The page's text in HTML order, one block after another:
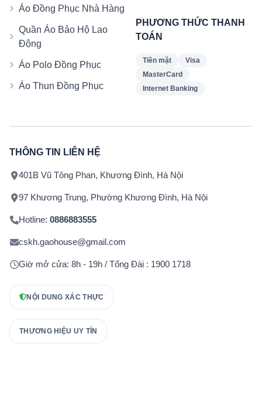
Áo Đồng Phục Nhà Hàng
Quần Áo Bảo Hộ Lao
Động
Áo Polo Đồng Phục
Áo Thun Đồng Phục
PHƯƠNG THỨC THANH
TOÁN
Tiền mặt
Visa
MasterCard
Internet Banking
THÔNG TIN LIÊN HỆ
401B Vũ Tông Phan, Khương Đình, Hà Nội
97 Khương Trung, Phường Khương Đình, Hà Nội
Hotline: 0886883555
cskh.gaohouse@gmail.com
Giờ mở cửa: 8h - 19h / Tổng Đài : 1900 1718
NỘI DUNG XÁC THỰC
THƯƠNG HIỆU UY TÍN